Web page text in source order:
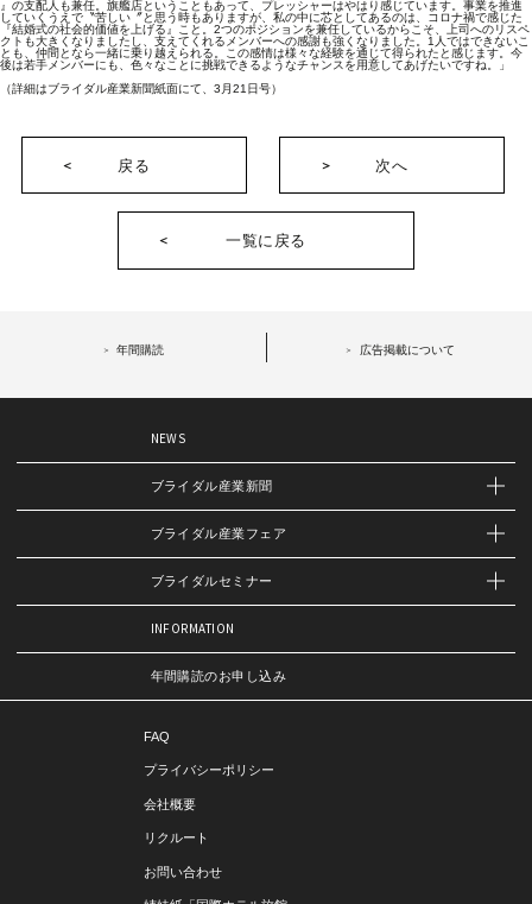
』の支配人も兼任。旗艦店ということもあって、プレッシャーはやはり感じています。事業を推進
していくうえで〝苦しい〞と思う時もありますが、私の中に芯としてあるのは、コロナ禍で感じた
『結婚式の社会的価値を上げる』こと。2つのポジションを兼任しているからこそ、上司へのリスペ
クトも大きくなりましたし、支えてくれるメンバーへの感謝も強くなりました。1人ではできないこ
とも、仲間となら一緒に乗り越えられる。この感情は様々な経験を通じて得られたと感じます。今
後は若手メンバーにも、色々なことに挑戦できるようなチャンスを用意してあげたいですね。」
（詳細はブライダル産業新聞紙面にて、3月21日号）
戻る 次へ
一覧に戻る
年間購読 広告掲載について
NEWS
ブライダル産業新聞
ブライダル産業フェア
ブライダルセミナー
INFORMATION
年間購読のお申し込み
FAQ
プライバシーポリシー
会社概要
リクルート
お問い合わせ